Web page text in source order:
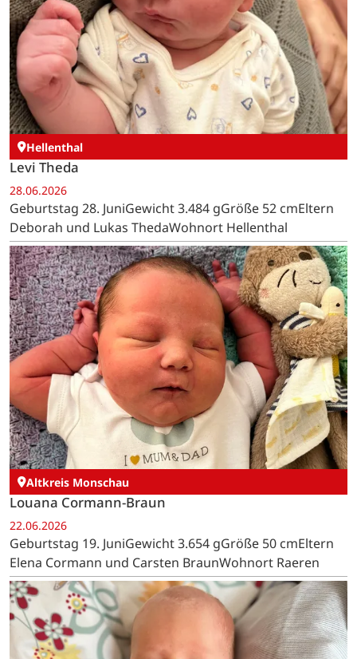
Hellenthal
Levi Theda
28.06.2026
Geburtstag 28. JuniGewicht 3.484 gGröße 52 cmEltern
Deborah und Lukas ThedaWohnort Hellenthal
Altkreis Monschau
Louana Cormann-Braun
22.06.2026
Geburtstag 19. JuniGewicht 3.654 gGröße 50 cmEltern
Elena Cormann und Carsten BraunWohnort Raeren